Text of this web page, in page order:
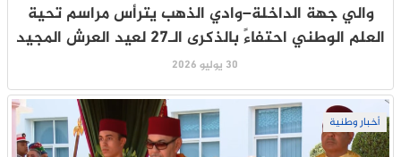
والي جهة الداخلة–وادي الذهب يترأس مراسم تحية
العلم الوطني احتفاءً بالذكرى الـ27 لعيد العرش المجيد
30 يوليو 2026
أخبار وطنية